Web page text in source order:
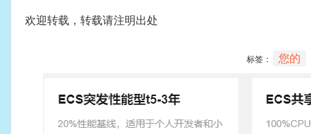
欢迎转载，转载请注明出处
标签： 您的